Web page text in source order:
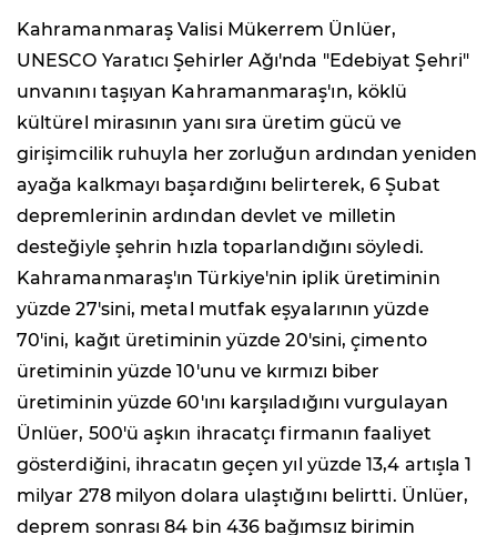
Kahramanmaraş Valisi Mükerrem Ünlüer,
UNESCO Yaratıcı Şehirler Ağı'nda "Edebiyat Şehri"
unvanını taşıyan Kahramanmaraş'ın, köklü
kültürel mirasının yanı sıra üretim gücü ve
girişimcilik ruhuyla her zorluğun ardından yeniden
ayağa kalkmayı başardığını belirterek, 6 Şubat
depremlerinin ardından devlet ve milletin
desteğiyle şehrin hızla toparlandığını söyledi.
Kahramanmaraş'ın Türkiye'nin iplik üretiminin
yüzde 27'sini, metal mutfak eşyalarının yüzde
70'ini, kağıt üretiminin yüzde 20'sini, çimento
üretiminin yüzde 10'unu ve kırmızı biber
üretiminin yüzde 60'ını karşıladığını vurgulayan
Ünlüer, 500'ü aşkın ihracatçı firmanın faaliyet
gösterdiğini, ihracatın geçen yıl yüzde 13,4 artışla 1
milyar 278 milyon dolara ulaştığını belirtti. Ünlüer,
deprem sonrası 84 bin 436 bağımsız birimin